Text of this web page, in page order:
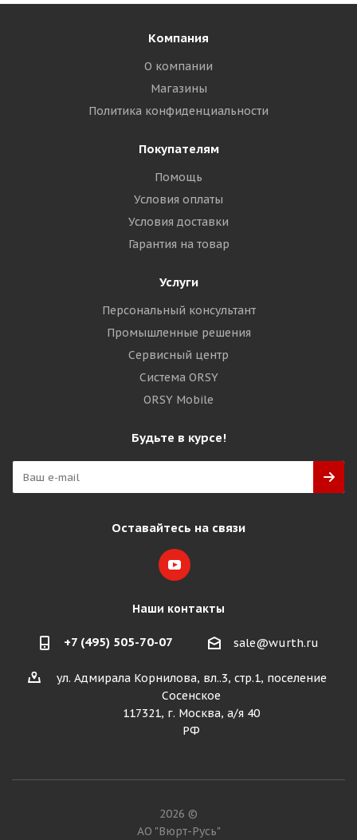
Компания
О компании
Магазины
Политика конфиденциальности
Покупателям
Помощь
Условия оплаты
Условия доставки
Гарантия на товар
Услуги
Персональный консультант
Промышленные решения
Сервисный центр
Система ORSY
ORSY Mobile
Будьте в курсе!
Оставайтесь на связи
Наши контакты
+7 (495) 505-70-07 sale@wurth.ru
ул. Адмирала Корнилова, вл..3, стр.1, поселение
Сосенское
117321, г. Москва, а/я 40
РФ
2026 ©
АО "Вюрт-Русь"